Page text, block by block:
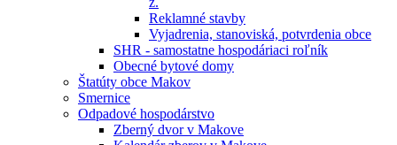
Reklamné stavby
Vyjadrenia, stanoviská, potvrdenia obce
SHR - samostatne hospodáriaci roľník
Obecné bytové domy
Štatúty obce Makov
Smernice
Odpadové hospodárstvo
Zberný dvor v Makove